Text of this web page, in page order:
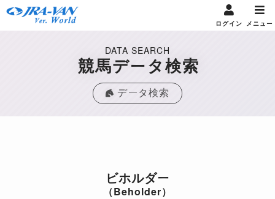
ログイン メニュー
DATA SEARCH
競馬データ検索
データ検索
ビホルダー
（Beholder）